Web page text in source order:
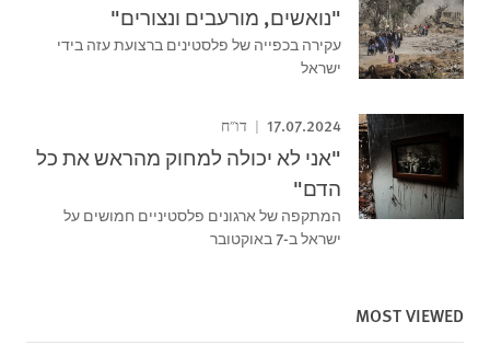
"נואשים, מורעבים ונצורים"
עקירה בכפייה של פלסטינים ברצועת עזה בידי
ישראל
17.07.2024 דו"ח
"אני לא יכולה למחוק מהראש את כל
הדם"
המתקפה של ארגונים פלסטיניים חמושים על
ישראל ב-7 באוקטובר
MOST VIEWED